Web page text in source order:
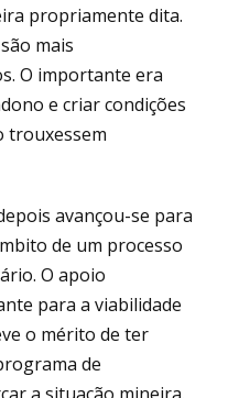
propriamente dita.
mais
O importante era
e criar condições
trouxessem
avançou-se para
de um processo
O apoio
para a viabilidade
o mérito de ter
de